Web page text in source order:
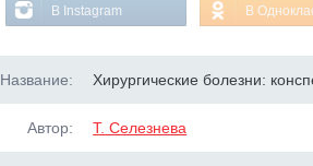
В Instagram В
Название: Хирургические болезни:
Автор: Т. Селезнева